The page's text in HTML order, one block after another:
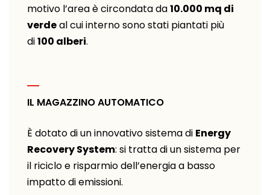
motivo l’area è circondata da10.000 mq di
verdeal cui interno sono stati piantati più
di100 alberi.
IL MAGAZZINO AUTOMATICO
È dotato di un innovativo sistema di Energy
Recovery System: si tratta di un sistema per
il riciclo e risparmio dell’energia a basso
impatto di emissioni.